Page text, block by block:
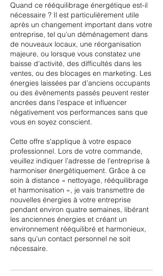
Quand ce rééquilibrage énergétique est-il
nécessaire ? Il est particulièrement utile
après un changement important dans votre
entreprise, tel qu’un déménagement dans
de nouveaux locaux, une réorganisation
majeure, ou lorsque vous constatez une
baisse d'activité, des difficultés dans les
ventes, ou des blocages en marketing. Les
énergies laissées par d’anciens occupants
ou des événements passés peuvent rester
ancrées dans l'espace et influencer
négativement vos performances sans que
vous en soyez conscient.
Cette offre s'applique à votre espace
professionnel. Lors de votre commande,
veuillez indiquer l’adresse de l'entreprise à
harmoniser énergétiquement. Grâce à ce
soin à distance « nettoyage, rééquilibrage
et harmonisation », je vais transmettre de
nouvelles énergies à votre entreprise
pendant environ quatre semaines, libérant
les anciennes énergies et créant un
environnement rééquilibré et harmonieux,
sans qu’un contact personnel ne soit
nécessaire.